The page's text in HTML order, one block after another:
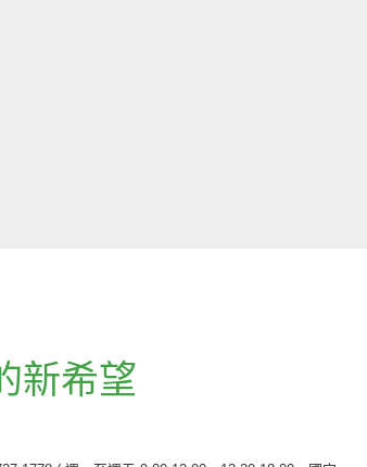
新希望